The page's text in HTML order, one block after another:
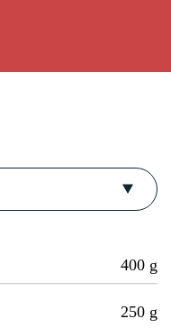
400 g
250 g